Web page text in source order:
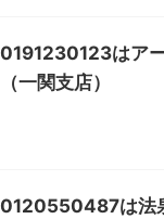
0191230123はア
（一関支店）
0120550487は法